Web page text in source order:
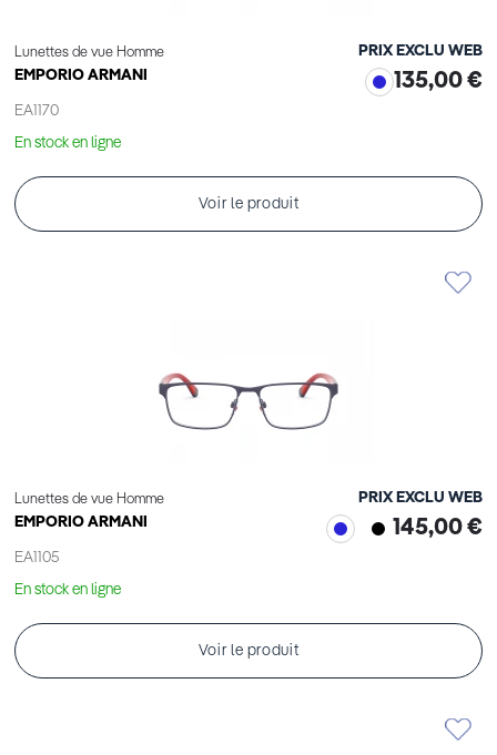
Lunettes de vue Homme
EMPORIO ARMANI
EA1170
PRIX EXCLU WEB
135,00 €
En stock en ligne
Voir le produit
Lunettes de vue Homme
EMPORIO ARMANI
EA1105
PRIX EXCLU WEB
145,00 €
En stock en ligne
Voir le produit